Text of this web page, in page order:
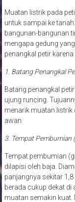
Muatan listrik pada
untuk sampai ke
bangunan-bangunan
mengapa gedung
penangkal petir
1. Batang Penangkal
Batang penangkal
ujung runcing.
menarik muatan listrik
awan.
3. Tempat Pembumian
Tempat pembumian
dilapisi oleh baja.
panjangnya sekitar
berada cukup dekat di
muatan semakin kuat.